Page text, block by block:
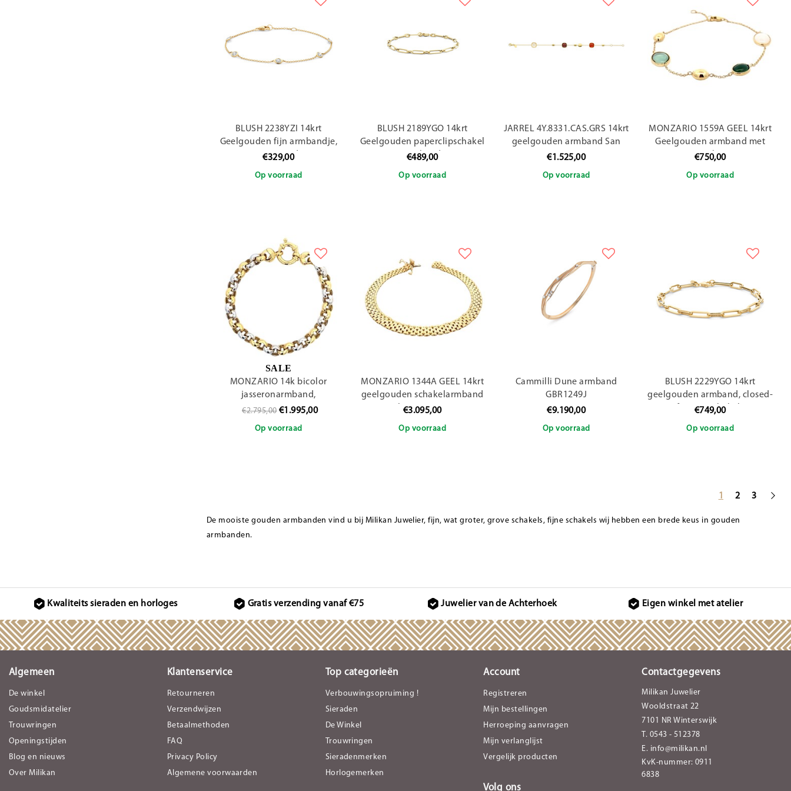
BLUSH 2238YZI 14krt
Geelgouden fijn armbandje,
5x zirconia in ronde zetting
€329,00
Op voorraad
BLUSH 2189YGO 14krt
Geelgouden paperclipschakel
armband
€489,00
Op voorraad
JARREL 4Y.8331.CAS.GRS 14krt
geelgouden armband San
Marino Piazza Tre, met
€1.525,00
Op voorraad
MONZARIO 1559A GEEL 14krt
Geelgouden armband met
groene toermalijn en groene
€750,00
Op voorraad
SALE
MONZARIO 14k bicolor
jasseronarmband,
F1070071713
€2.795,00 €1.995,00
Op voorraad
MONZARIO 1344A GEEL 14krt
geelgouden schakelarmband
Panthere, 5-rij, 19 cm
€3.095,00
Op voorraad
Cammilli Dune armband
GBR1249J
€9.190,00
Op voorraad
BLUSH 2229YGO 14krt
geelgouden armband, closed-
forever schakels
€749,00
Op voorraad
1 2 3
De mooiste gouden armbanden vind u bij Milikan Juwelier, fijn, wat groter, grove schakels, fijne schakels wij hebben een brede keus in gouden
armbanden.
Kwaliteits sieraden en horloges Gratis verzending vanaf €75 Juwelier van de Achterhoek Eigen winkel met atelier
Algemeen
De winkel
Goudsmidatelier
Trouwringen
Openingstijden
Blog en nieuws
Over Milikan
Klantenservice
Retourneren
Verzendwijzen
Betaalmethoden
FAQ
Privacy Policy
Algemene voorwaarden
Top categorieën
Verbouwingsopruiming !
Sieraden
De Winkel
Trouwringen
Sieradenmerken
Horlogemerken
Account
Registreren
Mijn bestellingen
Herroeping aanvragen
Mijn verlanglijst
Vergelijk producten
Volg ons
Contactgegevens
Milikan Juwelier
Wooldstraat 22
7101 NR Winterswijk
T. 0543 - 512378
E. info@milikan.nl
KvK-nummer: 0911
6838